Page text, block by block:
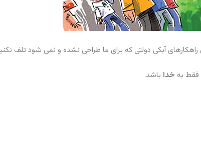
آبکی دولتی که برای ما طراحی نشده و نمی شود تلف
فقط به خدا باشد.